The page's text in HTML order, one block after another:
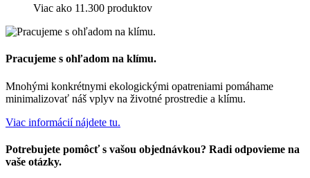
Viac ako 11.300 produktov
Pracujeme s ohľadom na klímu.
Mnohými konkrétnymi ekologickými opatreniami pomáhame
minimalizovať náš vplyv na životné prostredie a klímu.
Viac informácií nájdete tu.
Potrebujete pomôcť s vašou objednávkou? Radi odpovieme na
vaše otázky.